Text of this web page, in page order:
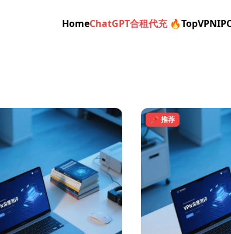
HomeChatGPT合租代充 🔥TopVPN
📌 推荐